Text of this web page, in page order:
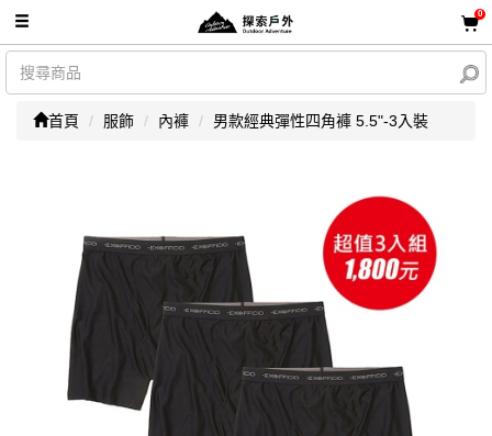
0
首頁 服飾 內褲 男款經典彈性四角褲 5.5"-3入裝